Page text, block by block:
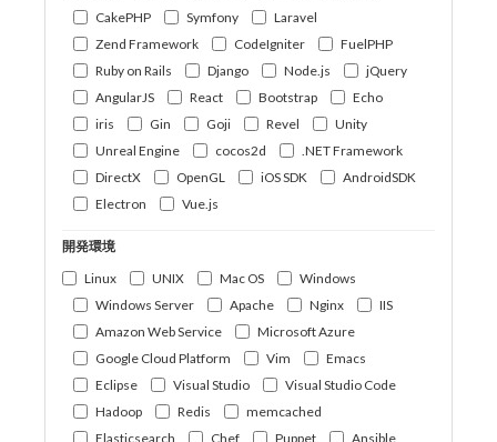
CakePHP
Symfony
Laravel
Zend Framework
CodeIgniter
FuelPHP
Ruby on Rails
Django Node.js
jQuery
AngularJS
React Bootstrap
Echo
iris
Gin Goji Revel
Unity
Unreal Engine
cocos2d
.NET Framework
DirectX
OpenGL iOS SDK
AndroidSDK
Electron
Vue.js
開発環境
Linux
UNIX Mac OS
Windows
Windows Server
Apache Nginx
IIS
Amazon Web Service
Microsoft Azure
Google Cloud Platform
Vim
Emacs
Eclipse
Visual Studio
Visual Studio Code
Hadoop
Redis
memcached
Elasticsearch
Chef Puppet
Ansible